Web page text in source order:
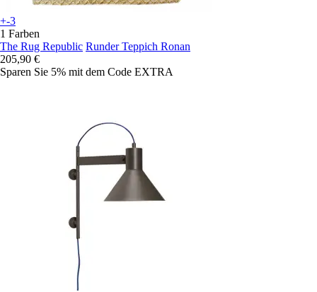
+-3
1 Farben
The Rug Republic Runder Teppich Ronan
205,90 €
Sparen Sie 5% mit dem Code EXTRA